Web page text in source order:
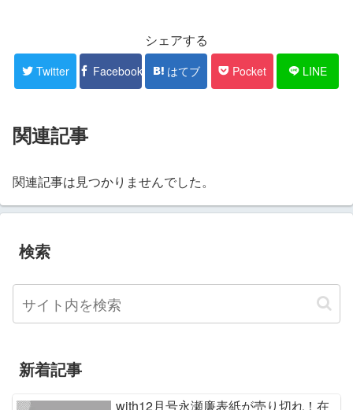
シェアする
Twitter Facebook はてブ Pocket LINE
関連記事
関連記事は見つかりませんでした。
検索
新着記事
with12月号永瀬廉表紙が売り切れ！在